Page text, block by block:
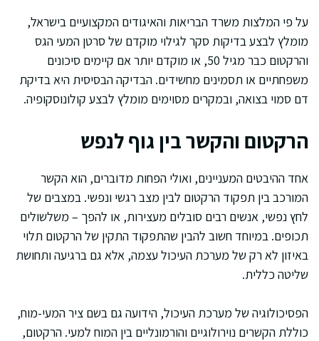
על פי המלצות משרד הבריאות והאיגודים המקצועיים בישראל,
מומלץ לבצע בדיקות סקר לגילוי מוקדם של סרטן המעי הגס
והרקטום כבר מגיל 50, או מוקדם יותר אם קיימים סיכונים
משפחתיים או תסמינים מחשידים. הבדיקה הבסיסית היא בדיקת
דם סמוי בצואה, ובמקרים מסוימים מומלץ לבצע קולונוסקופיה.
הרקטום והקשר בין גוף לנפש
אחד ההיבטים המעניינים, ואולי הפחות מדוברים, הוא הקשר
המורכב בין תפקוד הרקטום לבין מצב רגשי ונפשי. במצבים של
לחץ נפשי, אנשים רבים סובלים מעצירות, או להפך – משלשולים
תכופים. במיוחד חשוב להבין שהתפקוד התקין של הרקטום תלוי
באיזון לא רק של מערכת העיכול עצמה, אלא גם ברגיעה ותחושת
שליטה כללית.
הפסיכולוגיה של מערכת העיכול, הידועה גם בשם ציר המעי-מוח,
כוללת הקשרים נוירולוגיים והורמונליים בין המוח למעי. הרקטום,